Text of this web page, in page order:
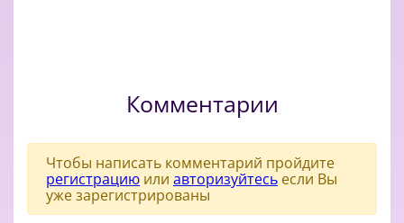
Комментарии
Чтобы написать комментарий пройдите
регистрацию или авторизуйтесь если Вы
уже зарегистрированы